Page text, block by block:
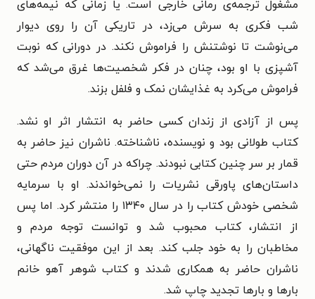
مشغول ترجمه‌ی رمانی خارجی است. یا زمانی که نیمه‌های
شب فکری به سرش می‌زد، در تاریکی آن را روی دیوار
می‌نوشت تا نوشتنش را فراموش نکند. در دورانی که نوبت
آشپزی با او بود، چنان در فکر شخصیت‌ها غرق می‌شد که
فراموش می‌کرد به غذایشان نمک و فلفل بزند.
پس از آزادی از زندان کسی حاضر به انتشار اثر او نشد.
کتاب طولانی بود و نویسنده، ناشناخته. ناشران نیز حاضر به
قمار بر سر چنین کتابی نبودند. چراکه در آن دوران مردم حتی
داستان‌های پاورقی نشریات را نمی‌خواندند. او با سرمایه‌
شخصی خودش کتاب را در سال ۱۳۴۰ را منتشر کرد. اما پس
از انتشار، کتاب محبوب شد و توانست توجه مردم و
مخاطبان را به خود جلب کند. بعد از این موفقیت ناگهانی،
ناشران حاضر به همکاری شدند و کتاب شوهر آهو خانم
بارها و بارها تجدید چاپ شد.